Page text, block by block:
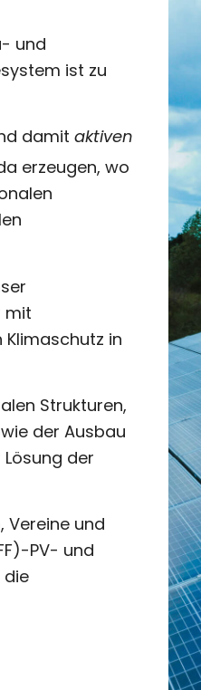
und
ist zu
damit aktiven
erzeugen, wo
mit
in
Strukturen,
der Ausbau
der
Vereine und
PV- und
die